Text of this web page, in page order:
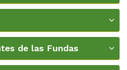
de las Fundas